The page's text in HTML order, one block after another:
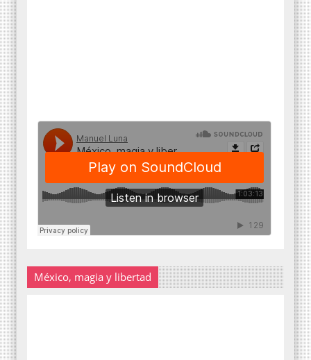
México, magia y libertad